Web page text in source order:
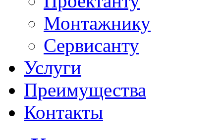
Монтажнику
Сервисанту
Услуги
Преимущества
Контакты